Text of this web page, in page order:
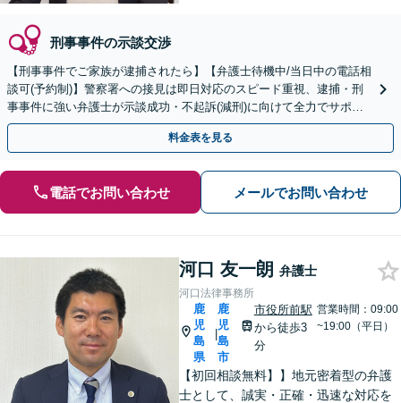
刑事事件の示談交渉
【刑事事件でご家族が逮捕されたら】【弁護士待機中/当日中の電話相
談可(予約制)】警察署への接見は即日対応のスピード重視、逮捕・刑
事事件に強い弁護士が示談成功・不起訴(減刑)に向けて全力でサポー
トします。【加害者側の相談専門】
料金表を見る
電話でお問い合わせ メールでお問い合わせ
河口 友一朗 弁護士
河口法律事務所
鹿
児
島
県
|
鹿
児
島
市
市役所前駅
から徒歩3
分
営業時間：09:00
~19:00（平日）
【初回相談無料】】地元密着型の弁護
士として、誠実・正確・迅速な対応を